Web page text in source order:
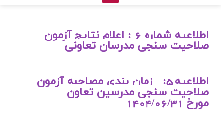
اطلاعیه شماره 6 : اعلام نتایج آزمون
صلاحیت سنجی مدرسان تعاونی
اطلاعیه5: زمان بندی مصاحبه آزمون
صلاحیت سنجی مدرسین تعاون
مورخ1404/06/31